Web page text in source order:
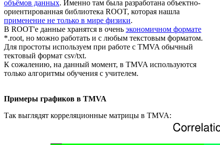
объёмов данных. Именно там была разработана объектно-
ориентированная библиотека ROOT, которая нашла
применение не только в мире физики.
В ROOT'е данные хранятся в очень экономичном формате
*.root, но можно работать и с любым текстовым форматом.
Для простоты используем при работе с TMVA обычный
тектовый формат csv/txt.
К сожалению, на данный момент, в TMVA используются
только алгоритмы обучения с учителем.
Примеры графиков в TMVA
Так выглядят корреляционные матрицы в TMVA: